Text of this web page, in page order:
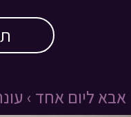
אבא ליום אחד › עונה